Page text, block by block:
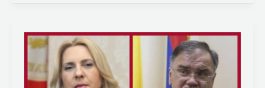
Predsjedništva
Ivanić
otvoreno
progovorio:
“Budućnost